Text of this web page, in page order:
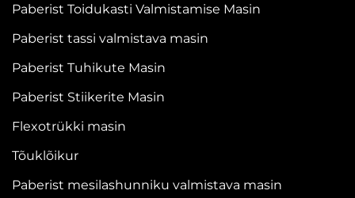
Paberist Toidukasti Valmistamise Masin
Paberist tassi valmistava masin
Paberist Tuhikute Masin
Paberist Stiikerite Masin
Flexotrükki masin
Tõuklõikur
Paberist mesilashunniku valmistava masin